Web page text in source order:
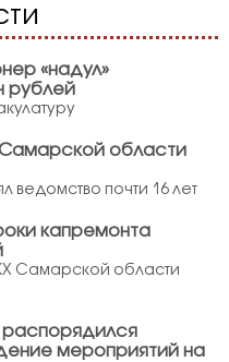
«надул»
рублей
Самарской области
ведомство почти 16 лет
капремонта
Самарской области
мероприятий на